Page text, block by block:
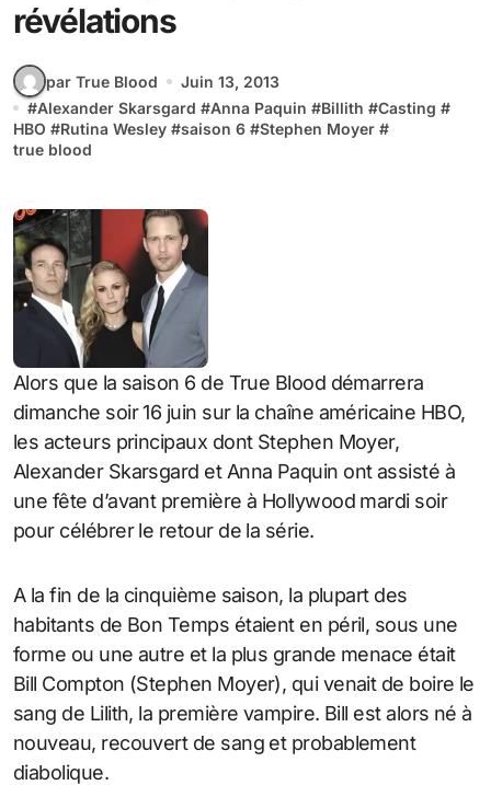
révélations
par True Blood
Juin 13, 2013
#Alexander Skarsgard #Anna Paquin #Billith #Casting #
HBO #Rutina Wesley #saison 6 #Stephen Moyer #
true blood
Alors que la saison 6 de True Blood démarrera
dimanche soir 16 juin sur la chaîne américaine HBO,
les acteurs principaux dont Stephen Moyer,
Alexander Skarsgard et Anna Paquin ont assisté à
une fête d’avant première à Hollywood mardi soir
pour célébrer le retour de la série.
A la fin de la cinquième saison, la plupart des
habitants de Bon Temps étaient en péril, sous une
forme ou une autre et la plus grande menace était
Bill Compton (Stephen Moyer), qui venait de boire le
sang de Lilith, la première vampire. Bill est alors né à
nouveau, recouvert de sang et probablement
diabolique.